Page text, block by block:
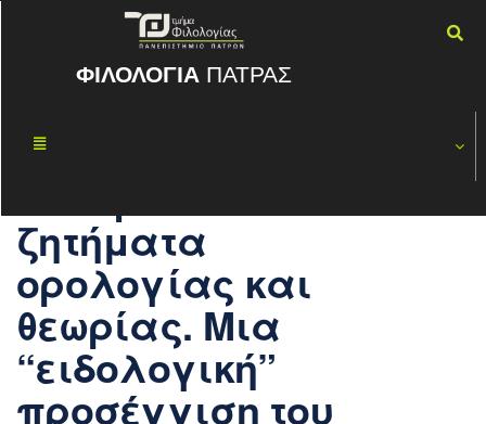
ΦΙΛΟΛΟΓΙΑ ΠΑΤΡΑΣ
12
ζητήματα
ορολογίας και
θεωρίας. Μια
“ειδολογική”
προσέγγιση του